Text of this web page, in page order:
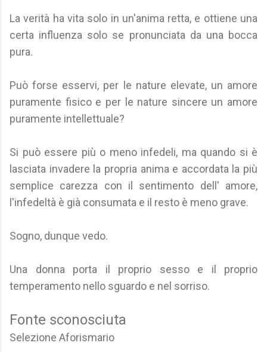
La verità ha vita solo in un'anima retta, e ottiene una
certa influenza solo se pronunciata da una bocca
pura.
Può forse esservi, per le nature elevate, un amore
puramente fisico e per le nature sincere un amore
puramente intellettuale?
Si può essere più o meno infedeli, ma quando si è
lasciata invadere la propria anima e accordata la più
semplice carezza con il sentimento dell' amore,
l'infedeltà è già consumata e il resto è meno grave.
Sogno, dunque vedo.
Una donna porta il proprio sesso e il proprio
temperamento nello sguardo e nel sorriso.
Fonte sconosciuta
Selezione Aforismario